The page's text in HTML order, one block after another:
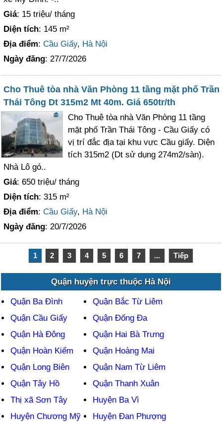
Giá: 15 triệu/ tháng
Diện tích: 145 m²
Địa điểm:Cầu Giấy, Hà Nội
Ngày đăng: 27/7/2026
Cho Thuê tòa nhà Văn Phòng 11 tầng mặt phố Trần
Thái Tông Dt 315m2 Mt 40m. Giá 650tr/th
Cho Thuê tòa nhà Văn Phòng 11 tầng
mặt phố Trần Thái Tông - Cầu Giấy có
vị trí đắc địa tại khu vực Cầu giấy. Diện
tích 315m2 (Dt sử dụng 274m2/sàn).
Nhà Lô gó..
Giá: 650 triệu/ tháng
Diện tích: 315 m²
Địa điểm:Cầu Giấy, Hà Nội
Ngày đăng: 20/7/2026
1 2 3 4 5 6 7 ... Tiếp
Quận huyện trực thuộc Hà Nội
Quận Ba Đình
Quận Bắc Từ Liêm
Quận Cầu Giấy
Quận Đống Đa
Quận Hà Đông
Quận Hai Bà Trưng
Quận Hoàn Kiếm
Quận Hoàng Mai
Quận Long Biên
Quận Nam Từ Liêm
Quận Tây Hồ
Quận Thanh Xuân
Thị xã Sơn Tây
Huyện Ba Vì
Huyện Chương Mỹ
Huyện Đan Phượng